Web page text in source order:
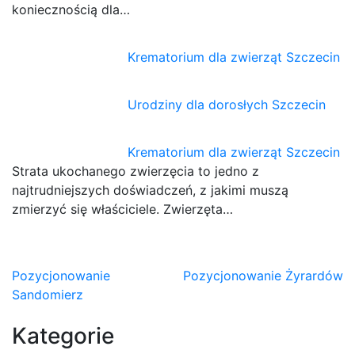
koniecznością dla…
Krematorium dla zwierząt Szczecin
Urodziny dla dorosłych Szczecin
Krematorium dla zwierząt Szczecin
Strata ukochanego zwierzęcia to jedno z
najtrudniejszych doświadczeń, z jakimi muszą
zmierzyć się właściciele. Zwierzęta…
Nawigacja
wpisu
Pozycjonowanie
Sandomierz
Pozycjonowanie Żyrardów
Kategorie